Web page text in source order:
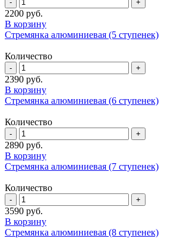
2200 руб.
В корзину
Стремянка алюминиевая (5 ступенек)
Количество
2390 руб.
В корзину
Стремянка алюминиевая (6 ступенек)
Количество
2890 руб.
В корзину
Стремянка алюминиевая (7 ступенек)
Количество
3590 руб.
В корзину
Стремянка алюминиевая (8 ступенек)